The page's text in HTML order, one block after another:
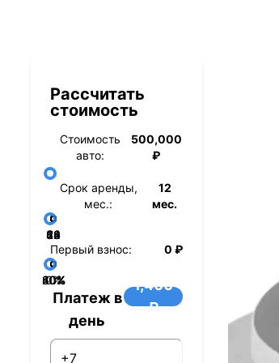
Рассчитать
стоимость
Стоимость
авто:
500,000
₽
Срок аренды,
мес.:
12
мес.
12
24
36
48
60
72
84
Первый взнос:
0 ₽
0%
20%
40%
60%
80%
Платеж в
день
1,400
₽